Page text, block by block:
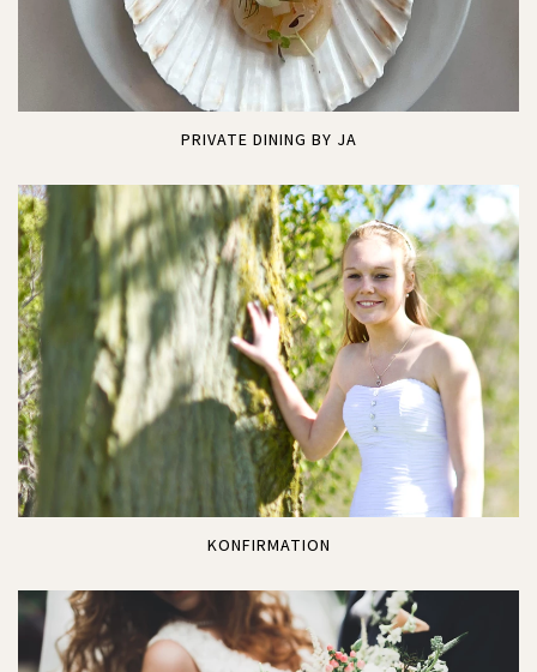
BOOK BORD
PRIVATE DINING BY JA
KONFIRMATION